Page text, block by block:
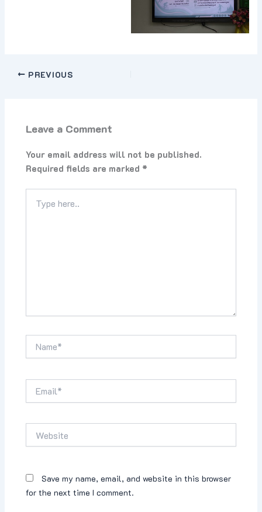
PREVIOUS
Leave a Comment
Your email address will not be published.
Required fields are marked *
here..
Save my name, email, and website in this browser
for the next time I comment.